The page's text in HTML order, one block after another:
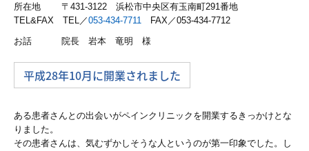
法人の会計と税務
海外展開支援
企業再生支援
所在地 〒431-3122 浜松市中央区有玉南町291番地
TEL&FAX TEL／053-434-7711
FAX／053-434-7712
お話 院長 岩本 竜明 様
平成28年10月に開業されました
ある患者さんとの出会いがペインクリニックを開業するきっかけとな
りました。
その患者さんは、気むずかしそうな人というのが第一印象でした。し